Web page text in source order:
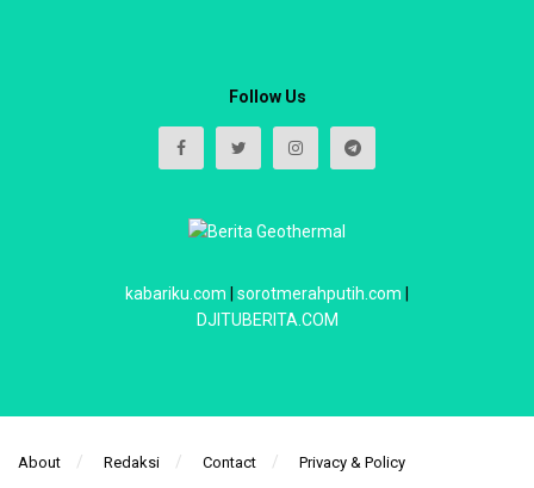
Follow Us
kabariku.com sorotmerahputih.com
DJITUBERITA.COM
About Redaksi Contact Privacy & Policy